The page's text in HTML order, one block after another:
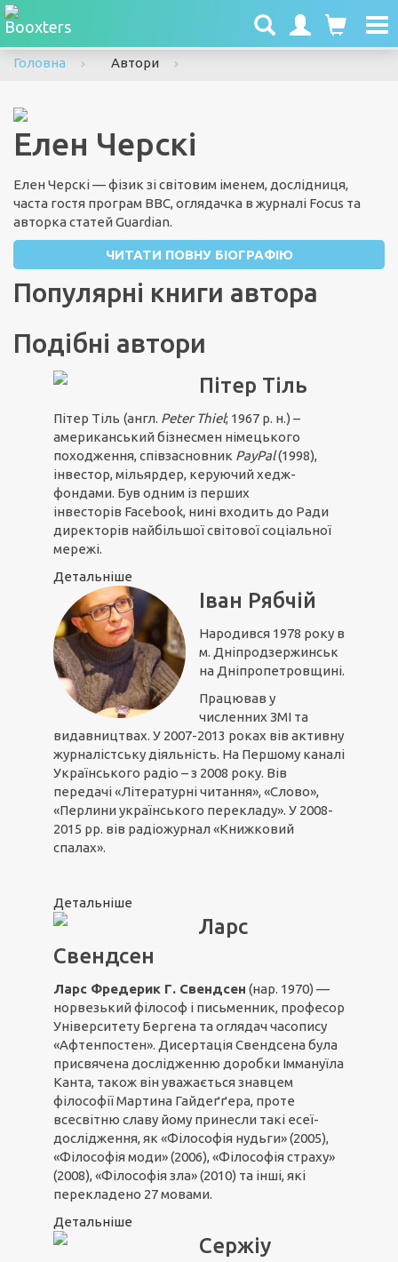
Головна
Автори
Елен Черскі
Елен Черскі — фізик зі світовим іменем, дослідниця,
часта гостя програм ВВС, оглядачка в журналі Focus та
авторка статей Guardian.
ЧИТАТИ ПОВНУ БІОГРАФІЮ
Популярні книги автора
Подібні автори
Пітер Тіль
Пітер Тіль (англ. Peter Thiel; 1967 р. н.) –
американський бізнесмен німецького
походження, співзасновник PayPal(1998),
інвестор, мільярдер, керуючий хедж-
фондами. Був одним із перших
інвесторів Facebook, нині входить до Ради
директорів найбільшої світової соціальної
мережі.
Детальніше
Іван Рябчій
Народився 1978 року в
м. Дніпродзержинськ
на Дніпропетровщині.
Працював у
численних ЗМІ та
видавництвах. У 2007-2013 роках вів активну
журналістську діяльність. На Першому каналі
Українського радіо – з 2008 року. Вів
передачі «Літературні читання», «Слово»,
«Перлини українського перекладу». У 2008-
2015 рр. вів радіожурнал «Книжковий
спалах».
Детальніше
Ларс
Свендсен
Ларс Фредерик Г. Свендсен (нар. 1970) —
норвезький філософ і письменник, професор
Університету Бергена та оглядач часопису
«Афтенпостен». Дисертація Свендсена була
присвячена дослідженню доробки Іммануїла
Канта, також він уважається знавцем
філософії Мартина Гайдеґґера, проте
всесвітню славу йому принесли такі есеї-
дослідження, як «Філософія нудьги» (2005),
«Філософія моди» (2006), «Філософія страху»
(2008), «Філософія зла» (2010) та інші, які
перекладено 27 мовами.
Детальніше
Сержіу